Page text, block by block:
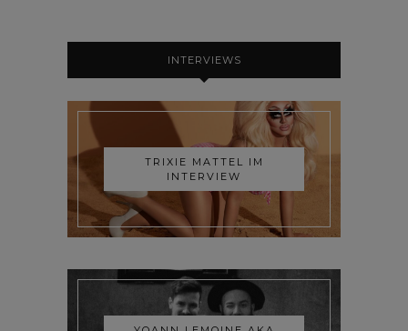
INTERVIEWS
TRIXIE MATTEL IM
INTERVIEW